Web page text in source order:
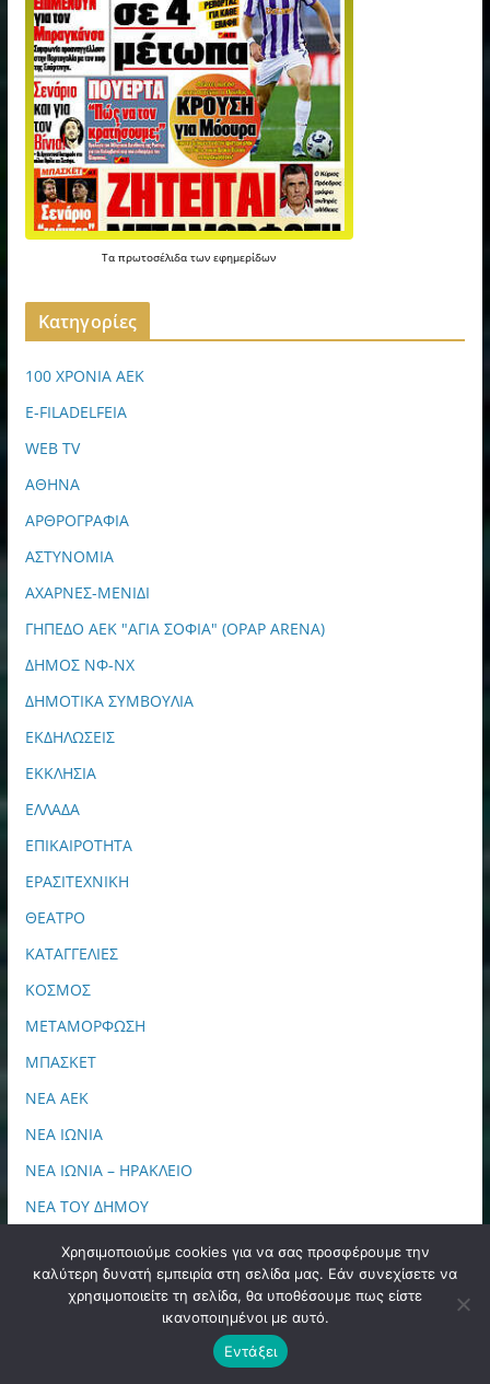
Ταπρωτοσέλιδατωνεφημερίδων
Kατηγορίες
100 ΧΡΟΝΙΑ ΑΕΚ
E-FILADELFEIA
WEB TV
ΑΘΗΝΑ
ΑΡΘΡΟΓΡΑΦΙΑ
ΑΣΤΥΝΟΜΙΑ
ΑΧΑΡΝΕΣ-ΜΕΝΙΔΙ
ΓΗΠΕΔΟ ΑΕΚ "ΑΓΙΑ ΣΟΦΙΑ" (OPAP ARENA)
ΔΗΜΟΣ ΝΦ-ΝΧ
ΔΗΜΟΤΙΚΑ ΣΥΜΒΟΥΛΙΑ
ΕΚΔΗΛΩΣΕΙΣ
ΕΚΚΛΗΣΙΑ
ΕΛΛΑΔΑ
ΕΠΙΚΑΙΡΟΤΗΤΑ
ΕΡΑΣΙΤΕΧΝΙΚΗ
ΘΕΑΤΡΟ
ΚΑΤΑΓΓΕΛΙΕΣ
ΚΟΣΜΟΣ
ΜΕΤΑΜΟΡΦΩΣΗ
ΜΠΑΣΚΕΤ
ΝΕΑ ΑΕΚ
ΝΕΑ ΙΩΝΙΑ
ΝΕΑ ΙΩΝΙΑ – ΗΡΑΚΛΕΙΟ
ΝΕΑ ΤΟΥ ΔΗΜΟΥ
ΝΕΟ ΗΡΑΚΛΕΙΟ
Ο.Η.Ε
Χρησιμοποιούμε cookies για να σας προσφέρουμε την
καλύτερη δυνατή εμπειρία στη σελίδα μας. Εάν συνεχίσετε να
χρησιμοποιείτε τη σελίδα, θα υποθέσουμε πως είστε
ικανοποιημένοι με αυτό.
Εντάξει